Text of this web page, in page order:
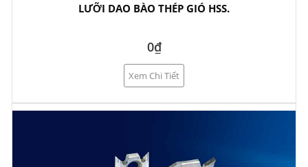
LƯỠI DAO BÀO THÉP GIÓ HSS.
0₫
Xem Chi Tiết